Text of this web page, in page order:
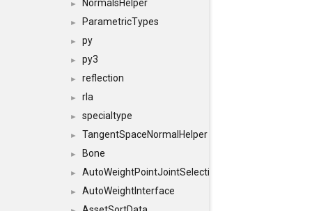
► NormalsHelper
► ParametricTypes
► py
► py3
► reflection
► rla
► specialtype
► TangentSpaceNormalHelper
► Bone
► AutoWeightPointJointSelections
► AutoWeightInterface